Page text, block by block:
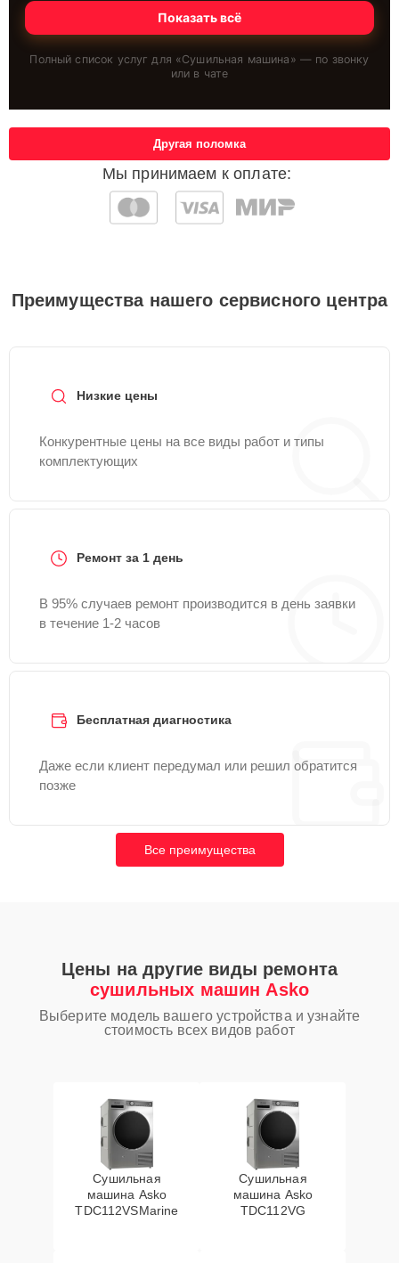
Показать всё
Полный список услуг для «Сушильная машина » — по звонку
или в чате
Мы принимаем к оплате:
Другая поломка
Преимущества нашего сервисного центра
Низкие цены
Конкурентные цены на все виды работ и типы
комплектующих
Ремонт за 1 день
В 95% случаев ремонт производится в день заявки
в течение 1-2 часов
Бесплатная диагностика
Даже если клиент передумал или решил обратится
позже
Все преимущества
Цены на другие виды ремонта
сушильных машин Asko
Выберите модель вашего устройства и узнайте
стоимость всех видов работ
Сушильная
машина Asko
TDC112VSMarine
Сушильная
машина Asko
TDC112VG